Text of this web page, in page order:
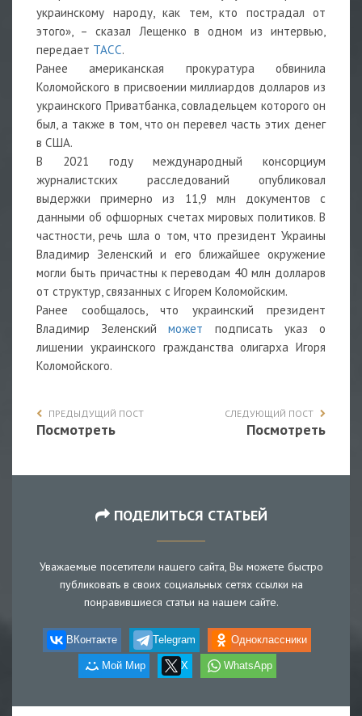
украинскому народу, как тем, кто пострадал от
этого», – сказал Лещенко в одном из интервью,
передает ТАСС.
Ранее американская прокуратура обвинила
Коломойского в присвоении миллиардов долларов из
украинского Приватбанка, совладельцем которого он
был, а также в том, что он перевел часть этих денег
в США.
В 2021 году международный консорциум
журналистских расследований опубликовал
выдержки примерно из 11,9 млн документов с
данными об офшорных счетах мировых политиков. В
частности, речь шла о том, что президент Украины
Владимир Зеленский и его ближайшее окружение
могли быть причастны к переводам 40 млн долларов
от структур, связанных с Игорем Коломойским.
Ранее сообщалось, что украинский президент
Владимир Зеленский
может
подписать указ о
лишении украинского гражданства олигарха Игоря
Коломойского.
ПРЕДЫДУЩИЙ ПОСТ
Посмотреть
СЛЕДУЮЩИЙ ПОСТ
Посмотреть
ПОДЕЛИТЬСЯ СТАТЬЕЙ
Уважаемые посетители нашего сайта, Вы можете быстро
публиковать в своих социальных сетях ссылки на
понравившиеся статьи на нашем сайте.
ВКонтакте Telegram Одноклассники
Мой Мир X WhatsApp